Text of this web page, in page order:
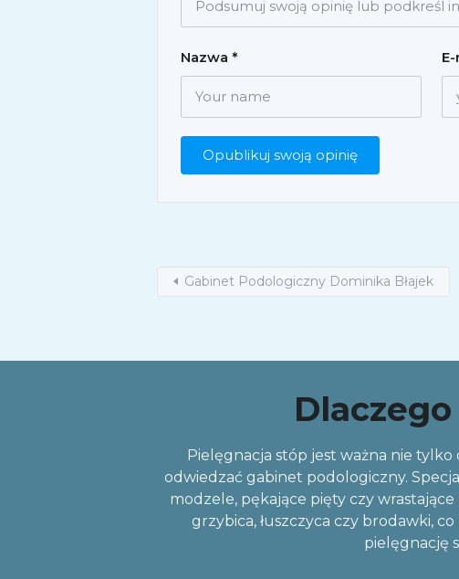
Nazwa *
Gabinet Podologiczny Dominika Błajek
Pielęgnacja stóp jest ważna nie
odwiedzać gabinet podologiczny.
modzele, pękające pięty czy
grzybica, łuszczyca czy brodawki,
pielęgnację